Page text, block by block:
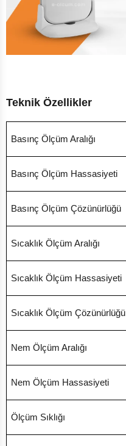
Teknik Özellikler
Basınç Ölçüm Aralığı
Basınç Ölçüm Hassasiyeti
Basınç Ölçüm Çözünürlüğü
Sıcaklık Ölçüm Aralığı
Sıcaklık Ölçüm Hassasiyeti
Sıcaklık Ölçüm Çözünürlüğü
Nem Ölçüm Aralığı
Nem Ölçüm Hassasiyeti
Ölçüm Sıklığı